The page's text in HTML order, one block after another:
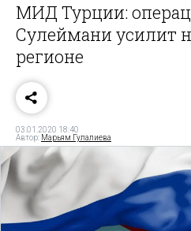
МИД Турции:
Сулеймани усилит
регионе
03.01.2020 18:40
Автор: Марьям Гулалиева